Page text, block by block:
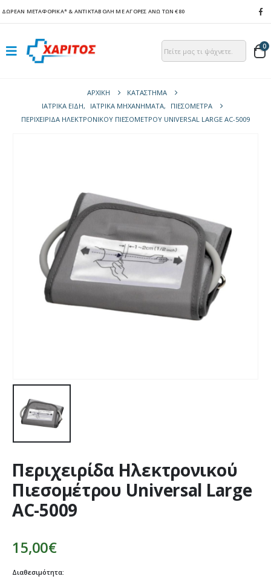
ΔΩΡΕΑΝ ΜΕΤΑΦΟΡΙΚΑ* & ΑΝΤΙΚΤΑΒΟΛΗ ΜΕ ΑΓΟΡΕΣ ΑΝΩ ΤΩΝ €80
0
ΑΡΧΙΚΉ
ΚΑΤΆΣΤΗΜΑ
ΙΑΤΡΙΚΑ ΕΙΔΗ, ΙΑΤΡΙΚΑ ΜΗΧΑΝΗΜΑΤΑ,
ΠΙΕΣΌΜΕΤΡΑ
ΠΕΡΙΧΕΙΡΊΔΑ ΗΛΕΚΤΡΟΝΙΚΟΎ ΠΙΕΣΟΜΈΤΡΟΥ UNIVERSAL LARGE AC-5009
Περιχειρίδα Ηλεκτρονικού
Πιεσομέτρου Universal Large
AC-5009
15,00€
Διαθεσιμότητα: